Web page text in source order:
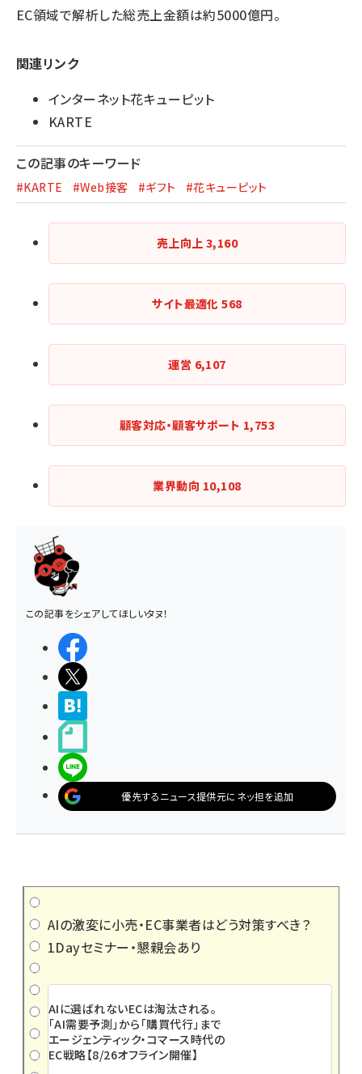
EC領域で解析した総売上金額は約5000億円。
関連リンク
インターネット花キューピット
KARTE
この記事のキーワード
#KARTE #Web接客 #ギフト #花キューピット
売上向上 3,160
サイト最適化568
運営 6,107
顧客対応・顧客サポート 1,753
業界動向 10,108
この記事をシェアしてほしいタヌ！
優先するニュース提供元にネッ担を追加
AIの激変に小売・EC事業者はどう対策すべき？
1Dayセミナー・懇親会あり
AIに選ばれないECは淘汰される。
「AI需要予測」から「購買代行」まで
エージェンティック・コマース時代の
EC戦略【8/26オフライン開催】